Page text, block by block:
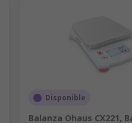
Disponible
Balanza Ohaus CX221,